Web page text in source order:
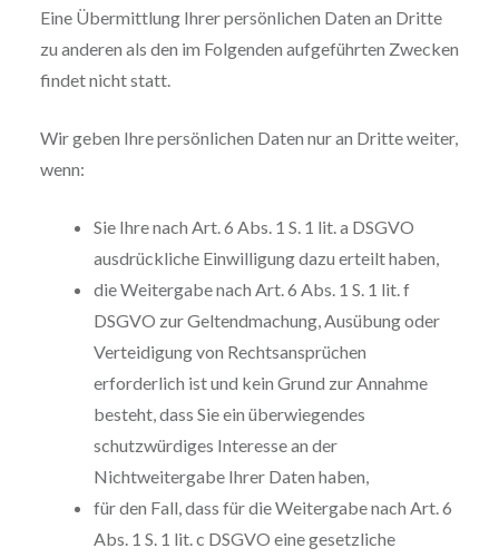
Eine Übermittlung Ihrer persönlichen Daten an Dritte
zu anderen als den im Folgenden aufgeführten Zwecken
findet nicht statt.
Wir geben Ihre persönlichen Daten nur an Dritte weiter,
wenn:
Sie Ihre nach Art. 6 Abs. 1 S. 1 lit. a DSGVO
ausdrückliche Einwilligung dazu erteilt haben,
die Weitergabe nach Art. 6 Abs. 1 S. 1 lit. f
DSGVO zur Geltendmachung, Ausübung oder
Verteidigung von Rechtsansprüchen
erforderlich ist und kein Grund zur Annahme
besteht, dass Sie ein überwiegendes
schutzwürdiges Interesse an der
Nichtweitergabe Ihrer Daten haben,
für den Fall, dass für die Weitergabe nach Art. 6
Abs. 1 S. 1 lit. c DSGVO eine gesetzliche